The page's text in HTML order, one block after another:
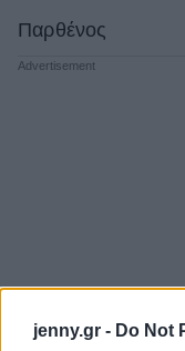
jenny.gr - Do Not
Παρθένος